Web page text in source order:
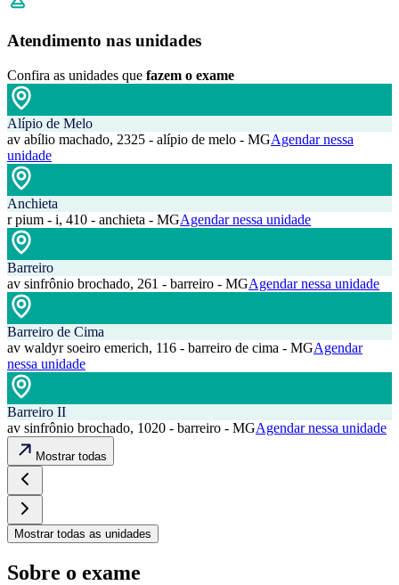
Atendimento nas unidades
Confira as unidades que fazem o exame
Alípio de Melo
av abílio machado, 2325 - alípio de melo - MGAgendar nessa
unidade
Anchieta
r pium - i, 410 - anchieta - MGAgendar nessa unidade
Barreiro
av sinfrônio brochado, 261 - barreiro - MGAgendar nessa unidade
Barreiro de Cima
av waldyr soeiro emerich, 116 - barreiro de cima - MGAgendar
nessa unidade
Barreiro II
av sinfrônio brochado, 1020 - barreiro - MGAgendar nessa unidade
Mostrar todas
Mostrar todas as unidades
Sobre o exame